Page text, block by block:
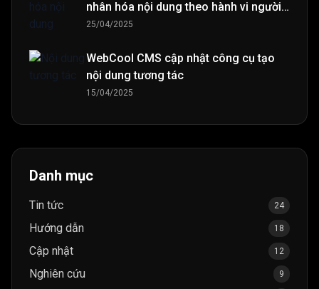
nhân hóa nội dung theo hành vi người
đọc
25/04/2025
WebCool CMS cập nhật công cụ tạo
nội dung tương tác
15/04/2025
Danh mục
Tin tức 24
Hướng dẫn 18
Cập nhật 12
Nghiên cứu 9